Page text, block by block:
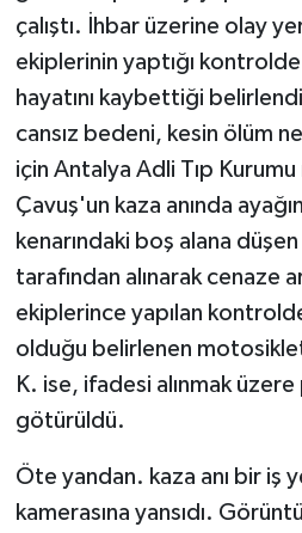
çalıştı. İhbar üzerine olay
ekiplerinin yaptığı
hayatını kaybettiği
cansız bedeni, kesin ölüm
için Antalya Adli Tıp Kurumu
Çavuş'un kaza anında
kenarındaki boş alana
tarafından alınarak cenaze
ekiplerince yapılan
olduğu belirlenen
K. ise, ifadesi alınmak
götürüldü.
Öte yandan. kaza anı bir iş
kamerasına yansıdı.